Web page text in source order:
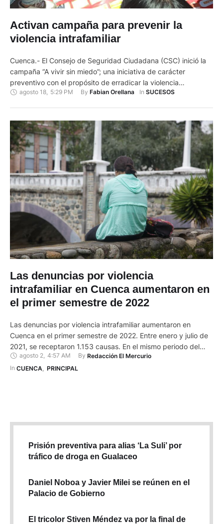
Activan campaña para prevenir la
violencia intrafamiliar
Cuenca.- El Consejo de Seguridad Ciudadana (CSC) inició la
campaña “A vivir sin miedo”; una iniciativa de carácter
preventivo con el propósito de erradicar la violencia
intrafamiliar y de género. Esta iniciativa se presentó la mañana
agosto 18 5:29 PM By Fabian Orellana In SUCESOS
Las denuncias por violencia
intrafamiliar en Cuenca aumentaron en
el primer semestre de 2022
Las denuncias por violencia intrafamiliar aumentaron en
Cuenca en el primer semestre de 2022. Entre enero y julio de
2021, se receptaron 1.153 causas. En el mismo periodo del
2022 fueron 1.525, es decir, un 24 % más. Así lo muestran los
datos proporcionados por la Unidad de Violencia Intrafamiliar
agosto 2, 4:57 AM By Redacción El Mercurio
In CUENCA PRINCIPAL
Prisión preventiva para alias ‘La Suli’ por
tráfico de droga en Gualaceo
Daniel Noboa y Javier Milei se reúnen en el
Palacio de Gobierno
El tricolor Stiven Méndez va por la final de